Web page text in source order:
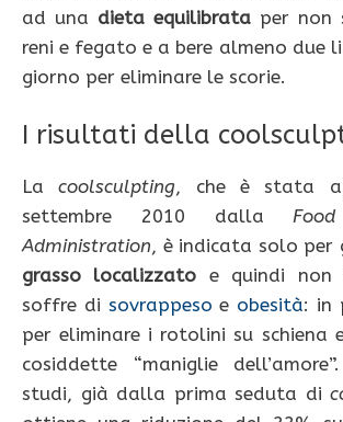
ad una dieta equilibrata per non
reni e fegato e a bere almeno due
giorno per eliminare le scorie.
I risultati della
Lacoolsculpting, che è stata
settembre 2010 dalla
Administration, è indicata solo per
grasso localizzato e quindi non
soffre di sovrappeso e obesità: in
per eliminare i rotolini su schiena
cosiddette “maniglie
studi, già dalla prima seduta di